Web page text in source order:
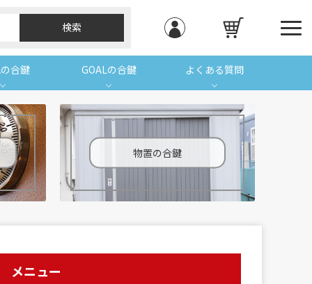
合鍵 GOALの合鍵 よくある質問
物置の合鍵
メニュー